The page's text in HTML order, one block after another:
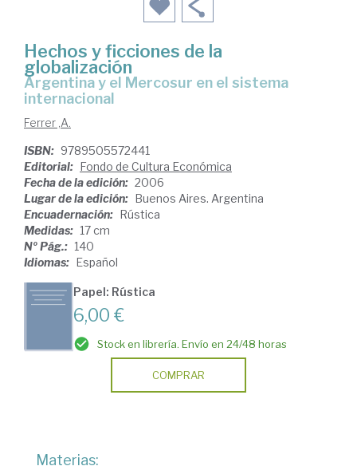
Hechos y ficciones de la
globalización
Argentina y el Mercosur en el sistema
internacional
Ferrer ,A.
ISBN: 9789505572441
Editorial: Fondo de Cultura Económica
Fecha de la edición: 2006
Lugar de la edición: Buenos Aires. Argentina
Encuadernación: Rústica
Medidas: 17 cm
Nº Pág.: 140
Idiomas: Español
Papel: Rústica
6,00 €
Stock en librería. Envío en 24/48 horas
COMPRAR
Materias: